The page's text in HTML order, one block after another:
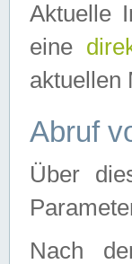
Aktuelle
eine
aktuellen
Abruf
Über
Nach